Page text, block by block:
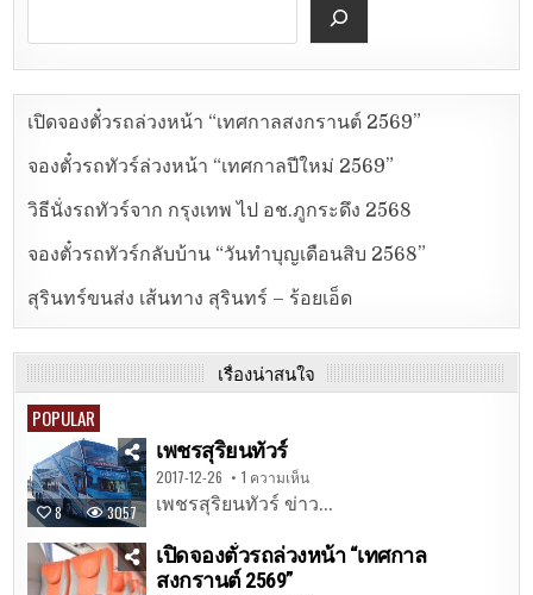
เปิดจองตั๋วรถล่วงหน้า “เทศกาลสงกรานต์ 2569”
จองตั๋วรถทัวร์ล่วงหน้า “เทศกาลปีใหม่ 2569”
วิธีนั่งรถทัวร์จาก กรุงเทพ ไป อช.ภูกระดึง 2568
จองตั๋วรถทัวร์กลับบ้าน “วันทำบุญเดือนสิบ 2568”
สุรินทร์ขนส่ง เส้นทาง สุรินทร์ – ร้อยเอ็ด
เรื่องน่าสนใจ
POPULAR
8 3057
เพชรสุริยนทัวร์
2017-12-26 1 ความเห็น
เพชรสุริยนทัวร์ ข่าว...
เปิดจองตั๋วรถล่วงหน้า “เทศกาล
สงกรานต์ 2569”